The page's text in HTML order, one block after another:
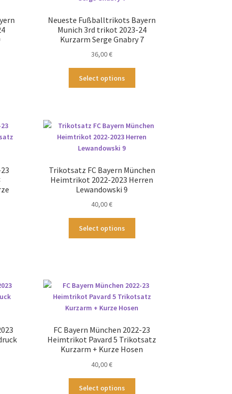
Neueste Fußballtrikots Bayern
Munich 3rd trikot 2023-24
Kurzarm Serge Gnabry 7
36,00€
Select options
auf.
Die
auf
der
werden
Trikotsatz FC Bayern München
Heimtrikot 2022-2023 Herren
Lewandowski 9
40,00€
Select options
Die
Optionen
können
der
Produktseite
FC Bayern München 2022-23
Heimtrikot Pavard 5 Trikotsatz
Kurzarm + Kurze Hosen
40,00€
Select options